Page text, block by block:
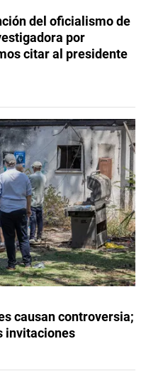
del oficialismo de
por
citar al presidente
causan controversia;
invitaciones